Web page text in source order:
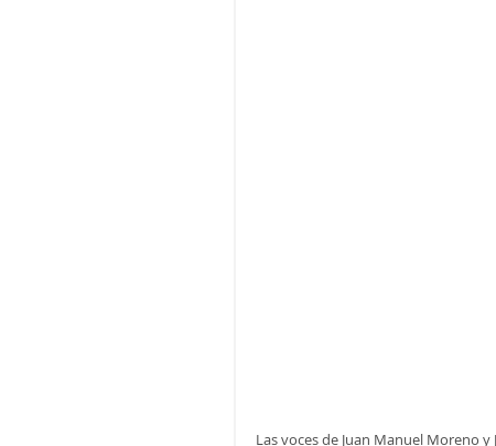
Las voces de Juan Manuel Moreno